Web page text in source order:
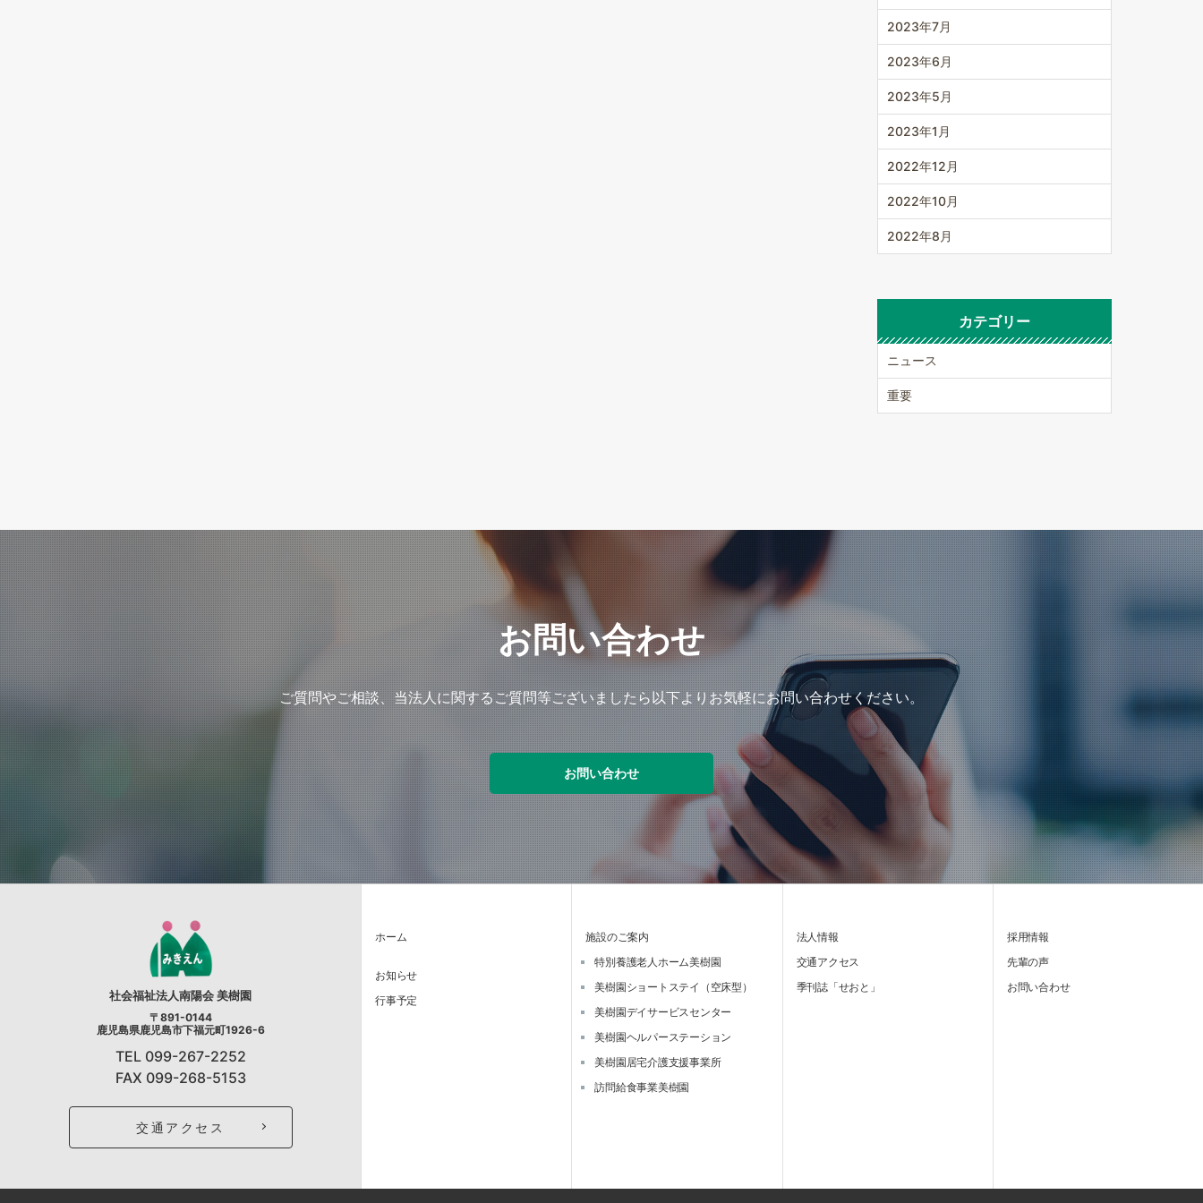
2023年7月
2023年6月
2023年5月
2023年1月
2022年12月
2022年10月
2022年8月
カテゴリー
ニュース
重要
お問い合わせ
ご質問やご相談、当法人に関するご質問等ございましたら以下よりお気軽にお問い合わせください。
お問い合わせ
社会福祉法人南陽会 美樹園
〒891-0144
鹿児島県鹿児島市下福元町1926-6
TEL 099-267-2252
FAX 099-268-5153
交通アクセス
ホーム
お知らせ
行事予定
施設のご案内
特別養護老人ホーム美樹園
美樹園ショートステイ（空床型）
美樹園デイサービスセンター
美樹園ヘルパーステーション
美樹園居宅介護支援事業所
訪問給食事業美樹園
法人情報
交通アクセス
季刊誌「せおと」
採用情報
先輩の声
お問い合わせ